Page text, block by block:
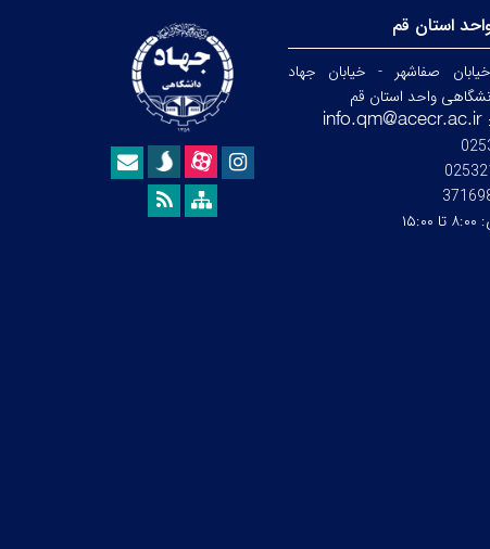
استان قم
صفاشهر - خیابان جهاد
واحد استان قم
۸:۰۰ تا ۱۵:۰۰